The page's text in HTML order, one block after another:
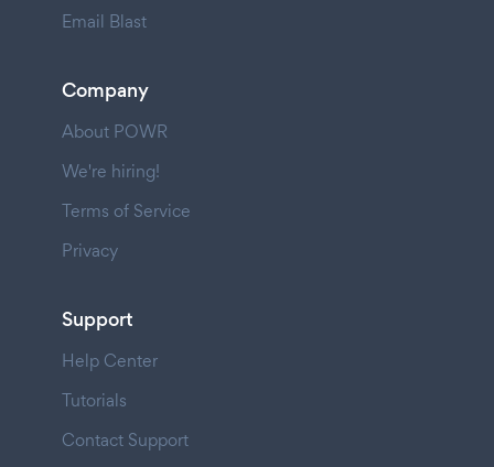
Email Blast
Company
About POWR
We're hiring!
Terms of Service
Privacy
Support
Help Center
Tutorials
Contact Support